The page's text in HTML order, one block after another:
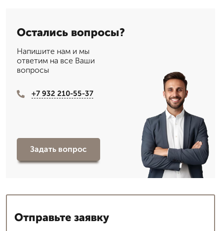
Остались вопросы?
Напишите нам и мы
ответим на все Ваши
вопросы
+7 932 210-55-37
Задать вопрос
Отправьте заявку